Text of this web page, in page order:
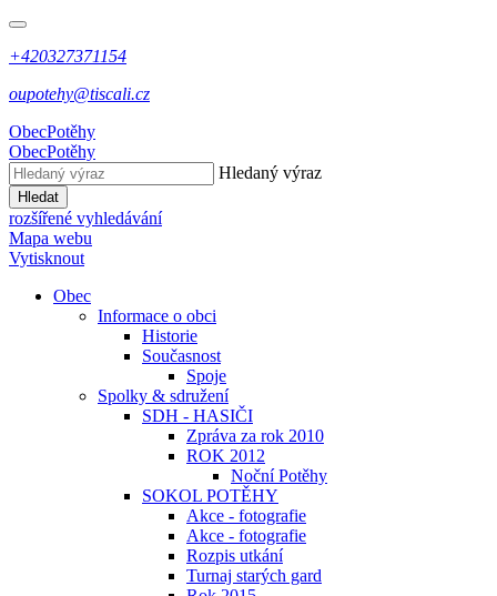
+420327371154
oupotehy@tiscali.cz
ObecPotěhy
ObecPotěhy
Hledaný výraz
Hledat
rozšířené vyhledávání
Mapa webu
Vytisknout
Obec
Informace o obci
Historie
Současnost
Spoje
Spolky & sdružení
SDH - HASIČI
Zpráva za rok 2010
ROK 2012
Noční Potěhy
SOKOL POTĚHY
Akce - fotografie
Akce - fotografie
Rozpis utkání
Turnaj starých gard